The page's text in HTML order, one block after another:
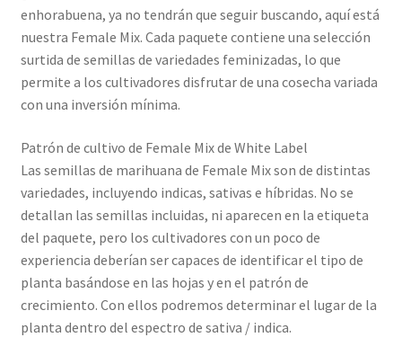
enhorabuena, ya no tendrán que seguir buscando, aquí está
nuestra Female Mix. Cada paquete contiene una selección
surtida de semillas de variedades feminizadas, lo que
permite a los cultivadores disfrutar de una cosecha variada
con una inversión mínima.
Patrón de cultivo de Female Mix de White Label
Las semillas de marihuana de Female Mix son de distintas
variedades, incluyendo indicas, sativas e híbridas. No se
detallan las semillas incluidas, ni aparecen en la etiqueta
del paquete, pero los cultivadores con un poco de
experiencia deberían ser capaces de identificar el tipo de
planta basándose en las hojas y en el patrón de
crecimiento. Con ellos podremos determinar el lugar de la
planta dentro del espectro de sativa / indica.